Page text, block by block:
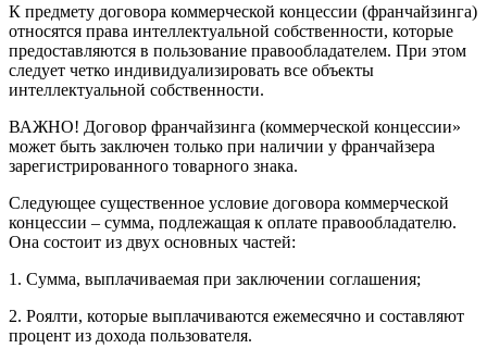
К предмету договора коммерческой концессии (франчайзинга)
относятся права интеллектуальной собственности, которые
предоставляются в пользование правообладателем. При этом
следует четко индивидуализировать все объекты
интеллектуальной собственности.
ВАЖНО! Договор франчайзинга (коммерческой концессии»
может быть заключен только при наличии у франчайзера
зарегистрированного товарного знака.
Следующее существенное условие договора коммерческой
концессии – сумма, подлежащая к оплате правообладателю.
Она состоит из двух основных частей:
1. Сумма, выплачиваемая при заключении соглашения;
2. Роялти, которые выплачиваются ежемесячно и составляют
процент из дохода пользователя.